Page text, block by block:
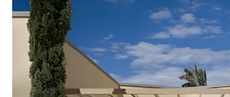
tijdloze uitstraling. Geen twee onderdelen
geschiedenis heen hebben marmer en
gefascineerd. Een essentieel onderdeel van
de oude...